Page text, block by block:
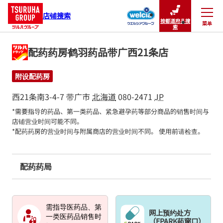
店铺搜索
按都道府县搜
索
菜单
关闭
配药药房鹤羽药品带广西21条店
附设配药房
西21条南3-4-7 带广市北海道 080-2471 JP
*需要指导的药品、第一类药品、紧急避孕药等部分商品的销售时间与
店铺营业时间可能不同。
*配药药房的营业时间与附属商店的营业时间不同。 使用前请检查。
配药药局
需指导医药品、第
一类医药品销售时
网上预约处方
（EPARK药窗口）